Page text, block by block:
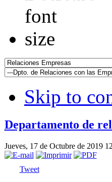
Skip to
Departamento de
Jueves, 17 de Octubre de 2019
Tweet